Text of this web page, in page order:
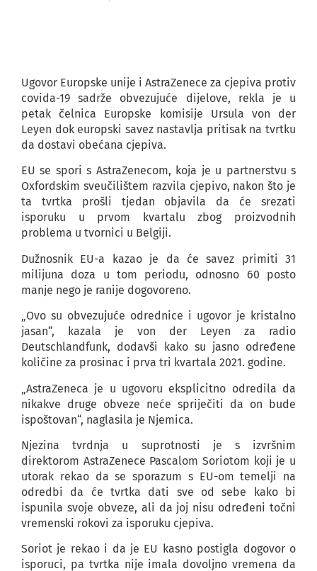
Ugovor Europske unije i AstraZenece za cjepiva protiv
covida-19 sadrže obvezujuće dijelove, rekla je u
petak čelnica Europske komisije Ursula von der
Leyen dok europski savez nastavlja pritisak na tvrtku
da dostavi obećana cjepiva.
EU se spori s AstraZenecom, koja je u partnerstvu s
Oxfordskim sveučilištem razvila cjepivo, nakon što je
ta tvrtka prošli tjedan objavila da će srezati
isporuku u prvom kvartalu zbog proizvodnih
problema u tvornici u Belgiji.
Dužnosnik EU-a kazao je da će savez primiti 31
milijuna doza u tom periodu, odnosno 60 posto
manje nego je ranije dogovoreno.
„Ovo su obvezujuće odrednice i ugovor je kristalno
jasan“, kazala je von der Leyen za radio
Deutschlandfunk, dodavši kako su jasno određene
količine za prosinac i prva tri kvartala 2021. godine.
„AstraZeneca je u ugovoru eksplicitno odredila da
nikakve druge obveze neće spriječiti da on bude
ispoštovan“, naglasila je Njemica.
Njezina tvrdnja u suprotnosti je s izvršnim
direktorom AstraZenece Pascalom Soriotom koji je u
utorak rekao da se sporazum s EU-om temelji na
odredbi da će tvrtka dati sve od sebe kako bi
ispunila svoje obveze, ali da joj nisu određeni točni
vremenski rokovi za isporuku cjepiva.
Soriot je rekao i da je EU kasno postigla dogovor o
isporuci, pa tvrtka nije imala dovoljno vremena da